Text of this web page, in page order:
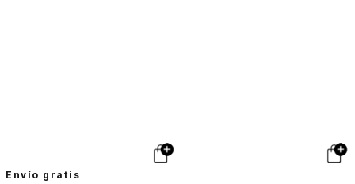
Envío gratis